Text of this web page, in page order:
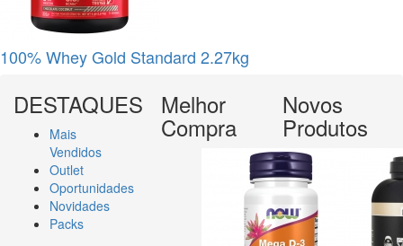
100% Whey Gold Standard 2.27kg
DESTAQUES
Mais
Vendidos
Outlet
Oportunidades
Novidades
Packs
Melhor
Compra
Novos
Produtos